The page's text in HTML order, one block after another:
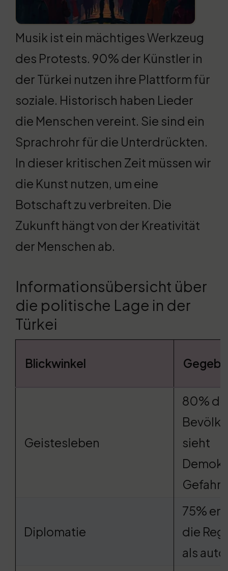
Musik ist ein mächtiges Werkzeug
des Protests. 90% der Künstler in
der Türkei nutzen ihre Plattform für
soziale. Historisch haben Lieder
die Menschen vereint. Sie sind ein
Sprachrohr für die Unterdrückten.
In dieser kritischen Zeit müssen wir
die Kunst nutzen, um eine
Botschaft zu verbreiten. Die
Zukunft hängt von der Kreativität
der Menschen ab.
Informationsübersicht über
die politische Lage in der
Türkei
Blickwinkel
Geistesleben
80%
sieht
Gefahr
Diplomatie
75%
die
als